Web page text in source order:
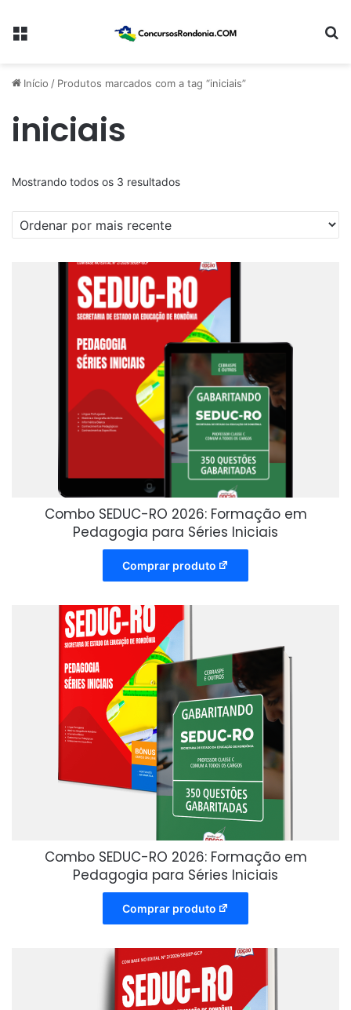
Menu
Início / Produtos marcados com a tag “iniciais”
iniciais
Mostrando todos os 3 resultadosClassificado
por
mais
recente
Combo SEDUC-RO 2026: Formação em
Pedagogia para Séries Iniciais
Comprar produto
Combo SEDUC-RO 2026: Formação em
Pedagogia para Séries Iniciais
Comprar produto